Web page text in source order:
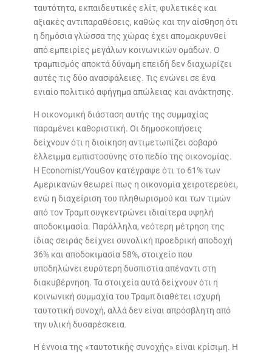
ταυτότητα, εκπαιδευτικές ελίτ, φυλετικές και
αξιακές αντιπαραθέσεις, καθώς και την αίσθηση ότι
η δημόσια γλώσσα της χώρας έχει απομακρυνθεί
από εμπειρίες μεγάλων κοινωνικών ομάδων. Ο
τραμπισμός αποκτά δύναμη επειδή δεν διαχωρίζει
αυτές τις δύο ανασφάλειες. Τις ενώνει σε ένα
ενιαίο πολιτικό αφήγημα απώλειας και ανάκτησης.
Η οικονομική διάσταση αυτής της συμμαχίας
παραμένει καθοριστική. Οι δημοσκοπήσεις
δείχνουν ότι η διοίκηση αντιμετωπίζει σοβαρό
έλλειμμα εμπιστοσύνης στο πεδίο της οικονομίας.
Η Economist/YouGov κατέγραψε ότι το 61% των
Αμερικανών θεωρεί πως η οικονομία χειροτερεύει,
ενώ η διαχείριση του πληθωρισμού και των τιμών
από τον Τραμπ συγκεντρώνει ιδιαίτερα υψηλή
αποδοκιμασία. Παράλληλα, νεότερη μέτρηση της
ίδιας σειράς δείχνει συνολική προεδρική αποδοχή
36% και αποδοκιμασία 58%, στοιχείο που
υποδηλώνει ευρύτερη δυσπιστία απέναντι στη
διακυβέρνηση. Τα στοιχεία αυτά δείχνουν ότι η
κοινωνική συμμαχία του Τραμπ διαθέτει ισχυρή
ταυτοτική συνοχή, αλλά δεν είναι απρόσβλητη από
την υλική δυσαρέσκεια.
Η έννοια της «ταυτοτικής συνοχής» είναι κρίσιμη. Η